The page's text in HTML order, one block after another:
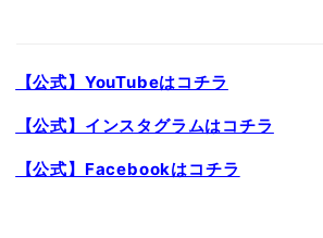
【公式】YouTubeはコチラ
【公式】インスタグラムはコチラ
【公式】Facebookはコチラ